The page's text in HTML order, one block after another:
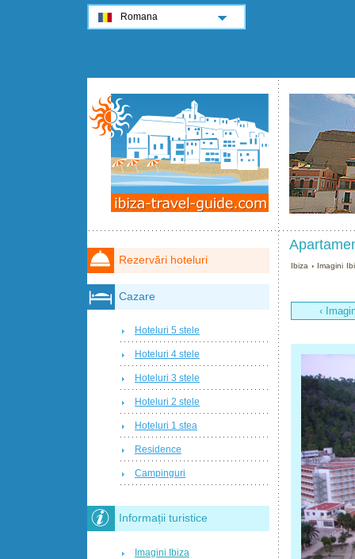
Ibiza › Imagini
‹
Rezervări hoteluri
Cazare
Hoteluri 5 stele
Hoteluri 4 stele
Hoteluri 3 stele
Hoteluri 2 stele
Hoteluri 1 stea
Residence
Campinguri
Informații turistice
Imagini Ibiza
Romana